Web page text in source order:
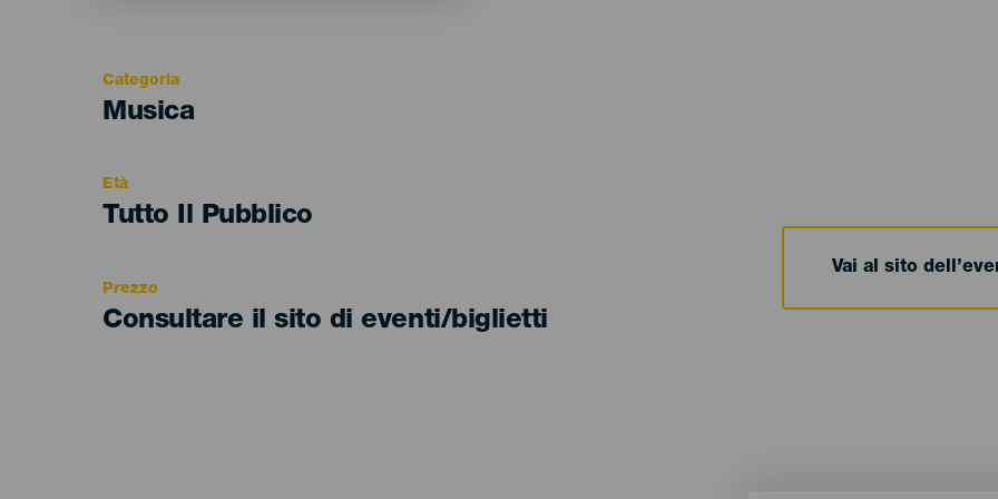
Categoria
Categoría
Musica
Età
Edad
Tutto Il Pubblico
Prezzo
Consultare il sito di eventi/biglietti
Vai al sito